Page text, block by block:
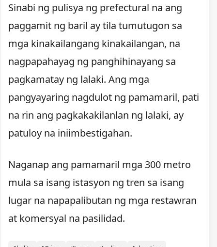
Sinabi ng pulisya ng prefectural na ang
paggamit ng baril ay tila tumutugon sa
mga kinakailangang kinakailangan, na
nagpapahayag ng panghihinayang sa
pagkamatay ng lalaki. Ang mga
pangyayaring nagdulot ng pamamaril, pati
na rin ang pagkakakilanlan ng lalaki, ay
patuloy na iniimbestigahan.
Naganap ang pamamaril mga 300 metro
mula sa isang istasyon ng tren sa isang
lugar na napapalibutan ng mga restawran
at komersyal na pasilidad.